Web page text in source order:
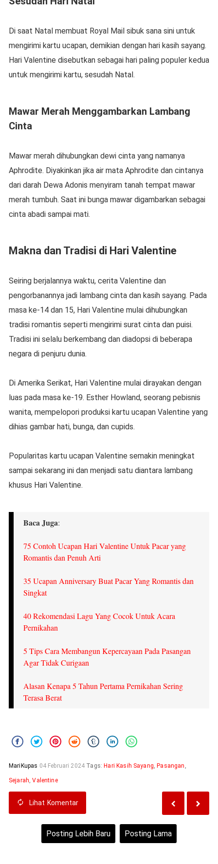
Di saat Natal membuat Royal Mail sibuk sana sini untuk
mengirimi kartu ucapan, demikian dengan hari kasih sayang.
Hari Valentine disebutkan sebagai hari paling populer kedua
untuk mengirimi kartu, sesudah Natal.
Mawar Merah Menggambarkan Lambang
Cinta
Mawar merah dihubungkan dewi cinta yang namanya
Aphrodite. Diyakinkan jika air mata Aphrodite dan cintanya
dari darah Dewa Adonis menyiram tanah tempat mawar
merah tumbuh. Saat ini bunga mawar digambarkan sebagai
cinta abadi sampai mati.
Makna dan Tradisi di Hari Valentine
Seiring berjalannya waktu, cerita Valentine dan
pengorbanannya jadi lambang cinta dan kasih sayang. Pada
masa ke-14 dan 15, Hari Valentine mulai dihubungkan
tradisi romantis seperti mengirimi surat cinta dan puisi.
Tradisi ini selalu berkembang dan diadopsi di beberapa
negara di penjuru dunia.
Di Amerika Serikat, Hari Valentine mulai dirayakan dengan
luas pada masa ke-19. Esther Howland, seorang pebisnis
wanita, mempelopori produksi kartu ucapan Valentine yang
dihias gambar hati, bunga, dan cupids.
Popularitas kartu ucapan Valentine semakin meningkat
sampai sekarang ini dan menjadi satu diantara lambang
khusus Hari Valentine.
Baca Juga:
75 Contoh Ucapan Hari Valentine Untuk Pacar yang
Romantis dan Penuh Arti
35 Ucapan Anniversary Buat Pacar Yang Romantis dan
Singkat
40 Rekomendasi Lagu Yang Cocok Untuk Acara
Pernikahan
5 Tips Cara Membangun Kepercayaan Pada Pasangan
Agar Tidak Curigaan
Alasan Kenapa 5 Tahun Pertama Pernikahan Sering
Terasa Berat
MariKupas 04 Februari 2024 Tags: Hari Kasih Sayang, Pasangan ,
Sejarah,Valentine
Lihat Komentar
Posting Lebih Baru Posting Lama